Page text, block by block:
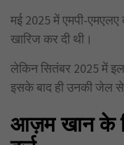
मई 2025 में एमपी-एमएलए
खारिज कर दी थी।
लेकिन सितंबर 2025 में
इसके बाद ही उनकी जेल से
आज़म खान के